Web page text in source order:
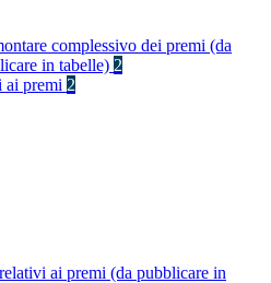
complessivo dei premi (da
in tabelle) 2
ai premi 2
ai premi (da pubblicare in